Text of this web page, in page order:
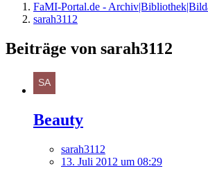
FaMI-Portal.de -
sarah3112
Beiträge von sarah3112
Beauty
sarah3112
13. Juli 2012 um 08:29